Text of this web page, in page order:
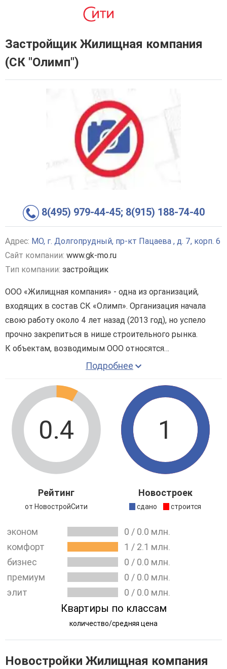
Застройщик Жилищная компания
(СК "Олимп")
8(495) 979-44-45; 8(915) 188-74-40
Адрес: МО, г. Долгопрудный, пр-кт Пацаева , д. 7, корп. 6
Сайт компании: www.gk-mo.ru
Тип компании: застройщик
ООО «Жилищная компания» - одна из организаций,
входящих в состав СК «Олимп». Организация начала
свою работу около 4 лет назад (2013 год), но успело
прочно закрепиться в нише строительного рынка.
К объектам, возводимым ООО относятся
многоэтажные комплексы, большинство из которых
компания специализируется на возведении загородных
домов и проводит реконструкционные работы
административных объектов.
Одним из самых заметных проектов Жилищной
компании можно с уверенностью назвать
«Калейдоскоп». Строение возведено по монолитной
технологии. Помимо возведения объекта компания
занимается благоустройством и облагораживанием
территории расположенной вблизи комплекса.
Подробнее
0.4
Рейтинг
от НовостройСити
1
Новостроек
сдано строится
эконом 0 / 0.0 млн.
комфорт
1 / 2.1 млн.
бизнес
0 / 0.0 млн.
премиум
0 / 0.0 млн.
элит
0 / 0.0 млн.
Квартиры по классам
количество/средняя цена
Новостройки Жилищная компания